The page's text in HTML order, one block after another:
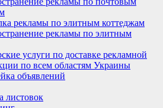
рекламы по элитным коттеджам
рекламы по элитным
услуги по доставке рекламной
по всем областям Украины
объявлений
листовок